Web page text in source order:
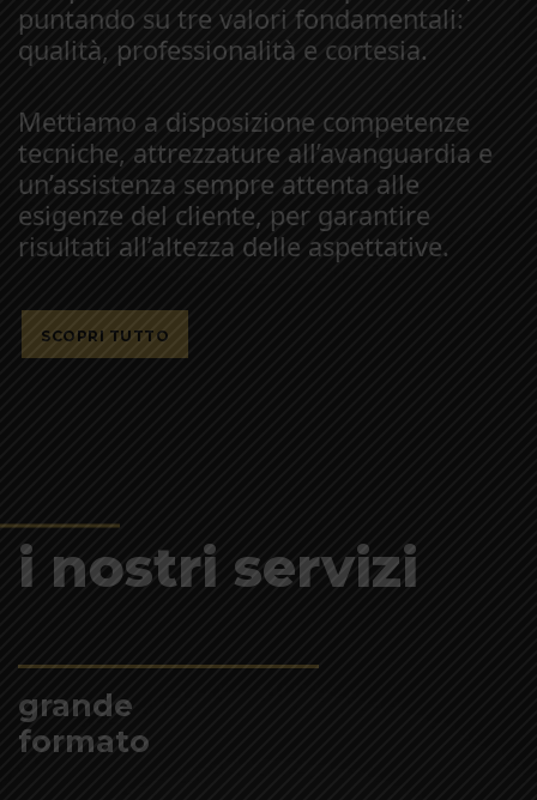
puntando su tre valori fondamentali:
qualità, professionalità e cortesia.
Mettiamo a disposizione competenze
tecniche, attrezzature all’avanguardia e
un’assistenza sempre attenta alle
esigenze del cliente, per garantire
risultati all’altezza delle aspettative.
SCOPRI TUTTO
i nostri servizi
grande
formato